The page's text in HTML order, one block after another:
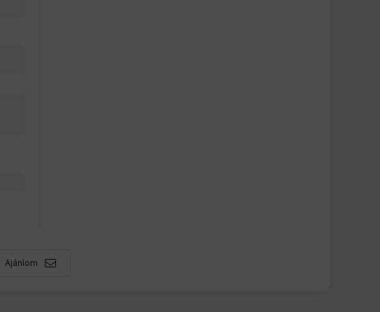
Ajánlom